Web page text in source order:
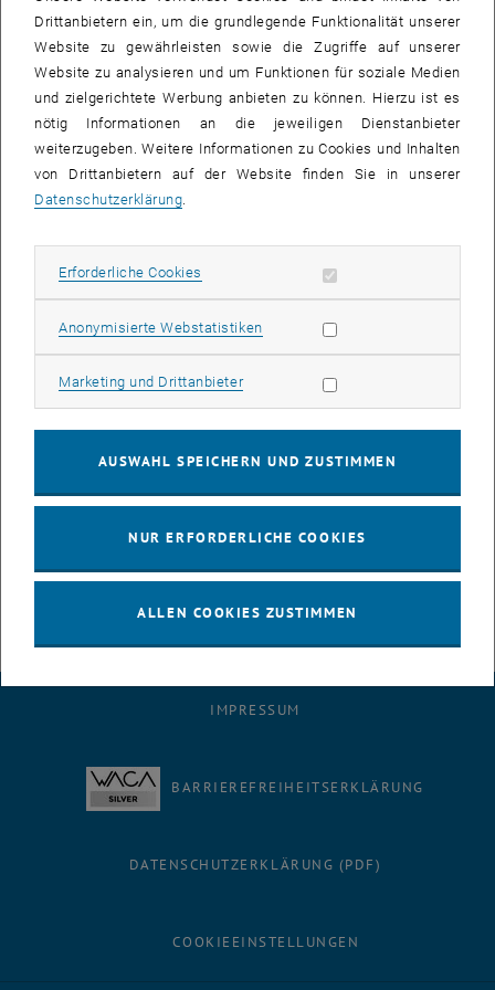
Viele wissenschaftliche Ideen der TU Wien stoßen auf großes
Interesse in der Wirtschaft und finden rasch ihren Weg in den
technologischen Alltag. Immer wieder führen solche
Forschungsergebnisse zu Patenten – mit Unterstützung des
Forschungs- und Transfersupports der TU Wien.
Beim 13. TU-Forum haben Sie die Gelegenheit, einige besonders
spannende Ideen kennenzulernen und anschließend bei einem Glas
Technische Universität Wien
Prechtlsaal
Karlsplatz 13, 1040 Wien
5. Dezember 2013, 18:00
TeilnehmerInnen:Herbert Danninger, Hannes Kaufmann, Johann
Kollegger, Astrid Mach-Aigner, Jürgen Stampfl
IMPRESSUM
BARRIEREFREIHEITSERKLÄRUNG
DATENSCHUTZERKLÄRUNG (PDF)
COOKIEEINSTELLUNGEN
Drittanbietern ein, um die grundlegende Funktionalität unserer
Website zu gewährleisten sowie die Zugriffe auf unserer
Website zu analysieren und um Funktionen für soziale Medien
und zielgerichtete Werbung anbieten zu können. Hierzu ist es
nötig Informationen an die jeweiligen Dienstanbieter
weiterzugeben. Weitere Informationen zu Cookies und Inhalten
von Drittanbietern auf der Website finden Sie in unserer
Datenschutzerklärung
Erforderliche Cookies Erforderliche Cookies zulassen
Anonymisierte WebstatistikenStatistik Cookies zulassen
Marketing und DrittanbieterMarketing Cookies zulassen
AUSWAHL SPEICHERN UND ZUSTIMMEN
NUR ERFORDERLICHE COOKIES
ALLEN COOKIES ZUSTIMMEN